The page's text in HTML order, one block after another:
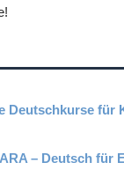
Deutschkurse für
– Deutsch für